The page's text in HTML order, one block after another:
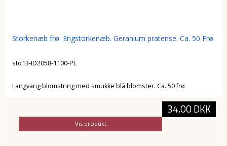
Storkenæb frø. Engstorkenæb. Geranium pratense. Ca. 50 Frø
sto13-ID2058-1100-PL
Langvarig blomstring med smukke blå blomster. Ca. 50 frø
34,00 DKK
Vis produkt